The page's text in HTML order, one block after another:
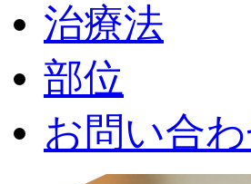
治療法
部位
お問い合